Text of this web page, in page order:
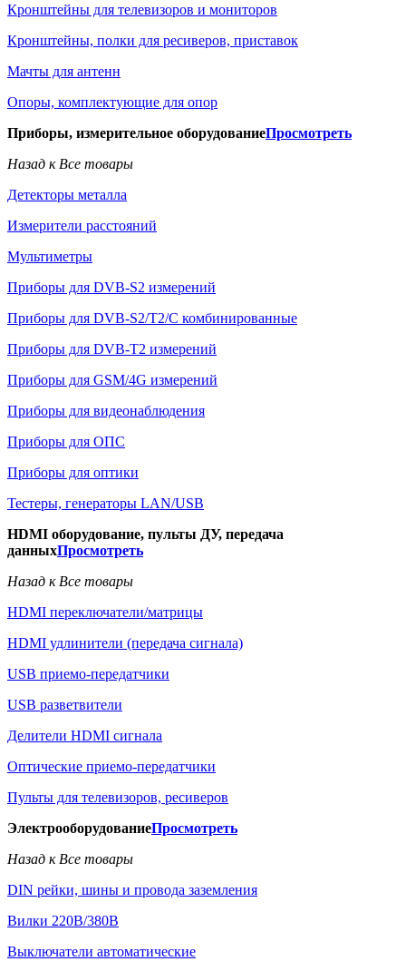
Кронштейны для телевизоров и мониторов
Кронштейны, полки для ресиверов, приставок
Мачты для антенн
Опоры, комплектующие для опор
Приборы, измерительное оборудованиеПросмотреть
Назад к Все товары
Детекторы металла
Измерители расстояний
Мультиметры
Приборы для DVB-S2 измерений
Приборы для DVB-S2/T2/C комбинированные
Приборы для DVB-T2 измерений
Приборы для GSM/4G измерений
Приборы для видеонаблюдения
Приборы для ОПС
Приборы для оптики
Тестеры, генераторы LAN/USB
HDMI оборудование, пульты ДУ, передача
данныхПросмотреть
Назад к Все товары
HDMI переключатели/матрицы
HDMI удлинители (передача сигнала)
USB приемо-передатчики
USB разветвители
Делители HDMI сигнала
Оптические приемо-передатчики
Пульты для телевизоров, ресиверов
ЭлектрооборудованиеПросмотреть
Назад к Все товары
DIN рейки, шины и провода заземления
Вилки 220В/380В
Выключатели автоматические